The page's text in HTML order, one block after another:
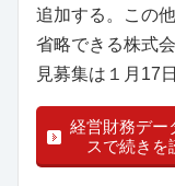
追加する。この
省略できる株式
見募集は１月17
経営財務デー
スで続きを